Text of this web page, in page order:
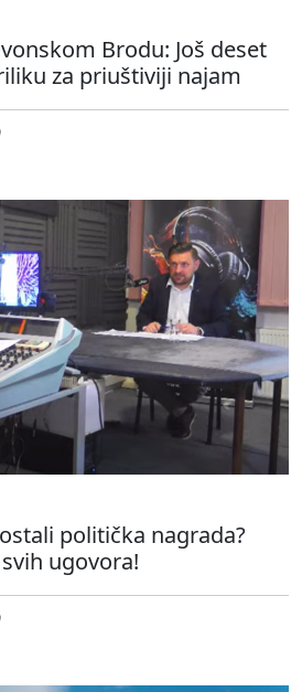
Brodu: Još deset
za priuštiviji najam
politička nagrada?
ugovora!